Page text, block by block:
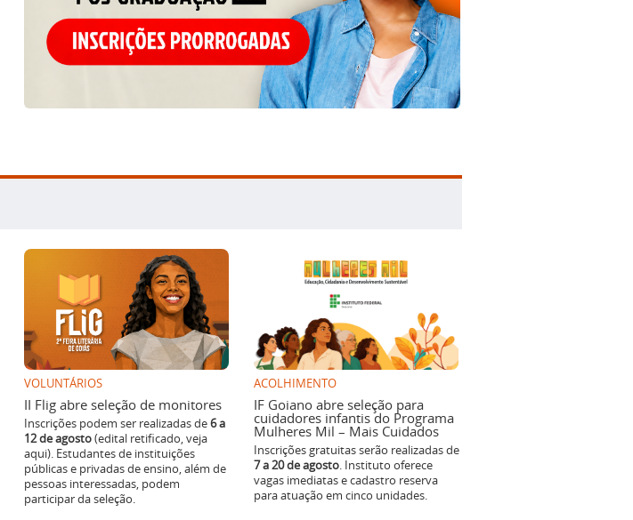
VOLUNTÁRIOS
II Flig abre seleção de monitores
Inscrições podem ser realizadas de6 a
12 de agosto(edital retificado, veja
aqui). Estudantes de instituições
públicas e privadas de ensino, além de
pessoas interessadas, podem
participar da seleção.
ACOLHIMENTO
IF Goiano abre seleção para
cuidadores infantis do Programa
Mulheres Mil – Mais Cuidados
Inscrições gratuitas serão realizadas de
7 a 20 de agosto. Instituto oferece
vagas imediatas e cadastro reserva
para atuação em cinco unidades.